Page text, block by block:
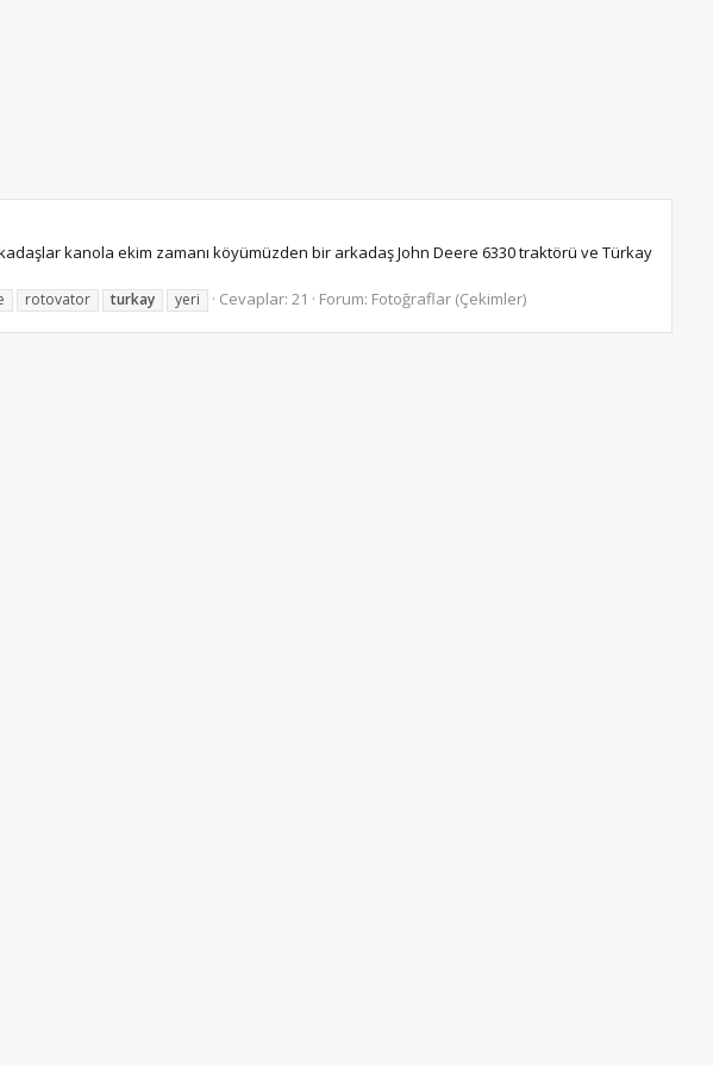
Arkadaşlar kanola ekim zamanı köyümüzden bir arkadaş John Deere 6330 traktörü ve Türkay
rotovator turkay yeri Cevaplar: 21 Forum: Fotoğraflar (Çekimler)